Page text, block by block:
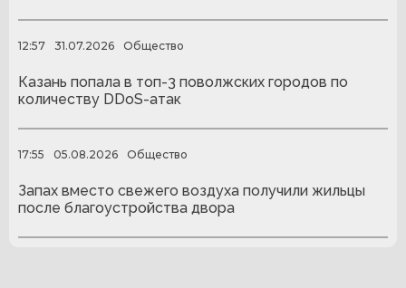
12:57 31.07.2026 Общество
Казань попала в топ-3 поволжских городов по
количеству DDoS-атак
17:55 05.08.2026 Общество
Запах вместо свежего воздуха получили жильцы
после благоустройства двора